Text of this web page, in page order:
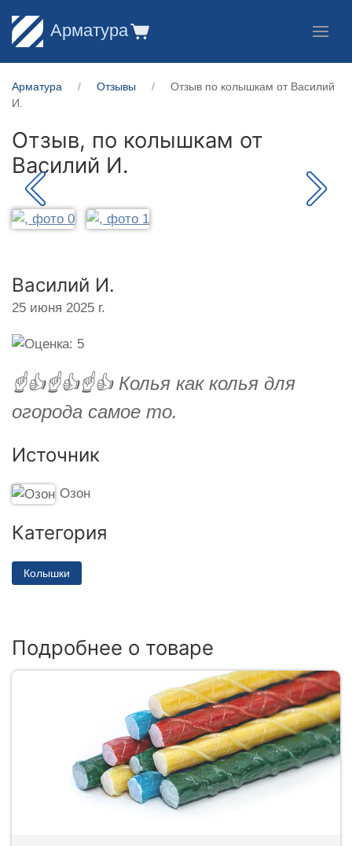
Арматура
Арматура Отзывы
Отзыв по колышкам от Василий
И.
Отзыв, по колышкам от
Василий И.
Василий И.
25 июня 2025 г.
☝️👍☝️👍☝️👍 Колья как колья для
огорода самое то.
Источник
Озон
Категория
Колышки
Подробнее о товаре